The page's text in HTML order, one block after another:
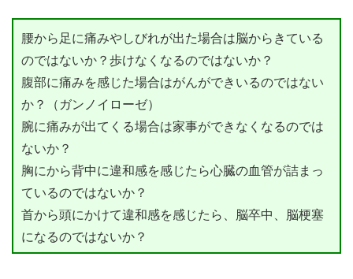
腰から足に痛みやしびれが出た場合は脳からきている
のではないか？歩けなくなるのではないか？
腹部に痛みを感じた場合はがんができいるのではない
か？（ガンノイローゼ）
腕に痛みが出てくる場合は家事ができなくなるのでは
ないか？
胸にから背中に違和感を感じたら心臓の血管が詰まっ
ているのではないか？
首から頭にかけて違和感を感じたら、脳卒中、脳梗塞
になるのではないか？